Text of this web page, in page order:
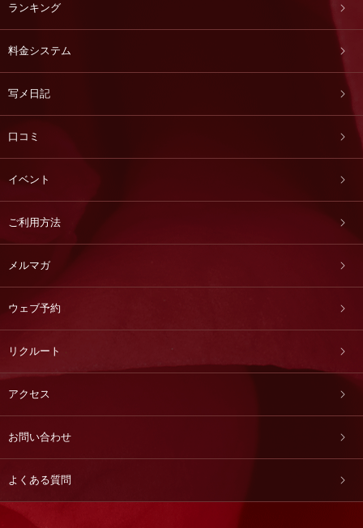
ランキング
料金システム
写メ日記
口コミ
イベント
ご利用方法
メルマガ
ウェブ予約
リクルート
アクセス
お問い合わせ
よくある質問